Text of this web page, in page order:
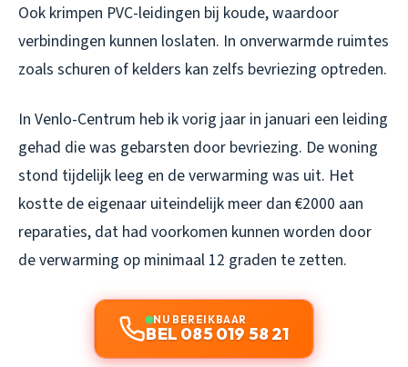
Ook krimpen PVC-leidingen bij koude, waardoor
verbindingen kunnen loslaten. In onverwarmde ruimtes
zoals schuren of kelders kan zelfs bevriezing optreden.
In Venlo-Centrum heb ik vorig jaar in januari een leiding
gehad die was gebarsten door bevriezing. De woning
stond tijdelijk leeg en de verwarming was uit. Het
kostte de eigenaar uiteindelijk meer dan €2000 aan
reparaties, dat had voorkomen kunnen worden door
de verwarming op minimaal 12 graden te zetten.
NU BEREIKBAAR
BEL 085 019 58 21